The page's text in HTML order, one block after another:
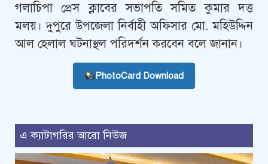
গলাচিপা প্রেস ক্লাবের সভাপতি সমিত কুমার দত্ত
মলয়। দুপুরে উপজেলা নির্বাহী অফিসার মো. মহিউদ্দিন
আল হেলাল ঘটনাস্থল পরিদর্শন করবেন বলে জানান।
PhotoCard Download
এ ক্যাটাগরির আরো নিউজ